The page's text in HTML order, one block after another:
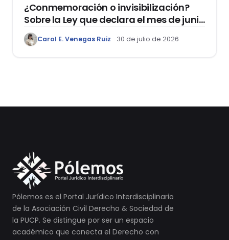
¿Conmemoración o invisibilización?
Sobre la Ley que declara el mes de junio
como el “Mes de la Vida y la Familia”
Carol E. Venegas Ruiz 30 de julio de 2026
Pólemos es el Portal Jurídico Interdisciplinario
de la Asociación Civil Derecho & Sociedad de
la PUCP. Se distingue por ser un espacio
académico que conecta el Derecho con